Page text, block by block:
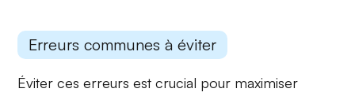
Erreurs communes à éviter
Éviter ces erreurs est crucial pour maximiser